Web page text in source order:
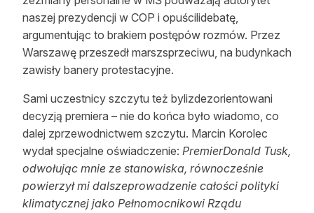
naszej prezydencji w COP i opuścilidebatę,
argumentując to brakiem postępów rozmów. Przez
Warszawę przeszedł marszsprzeciwu, na budynkach
zawisły banery protestacyjne.
Sami uczestnicy szczytu też bylizdezorientowani
decyzją premiera – nie do końca było wiadomo, co
dalej zprzewodnictwem szczytu. Marcin Korolec
wydał specjalne oświadczenie: PremierDonald Tusk,
odwołując mnie ze stanowiska, równocześnie
powierzył mi dalszeprowadzenie całości polityki
klimatycznej jako Pełnomocnikowi Rządu